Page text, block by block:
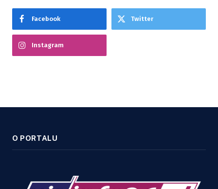
Facebook Twitter
Instagram
O PORTALU